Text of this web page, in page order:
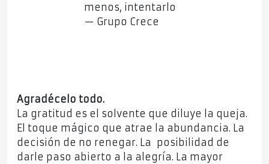
Agradécelo todo.
La gratitud es el solvente que diluye la queja.
El toque mágico que atrae la abundancia. La
decisión de no renegar. La posibilidad de
darle paso abierto a la alegría. La mayor